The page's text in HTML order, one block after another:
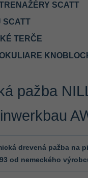
SCATT
SCATT
TERČE
pažba
drevená pažba na
od nemeckého